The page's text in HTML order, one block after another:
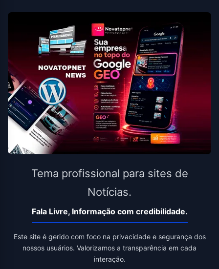
Tema profissional para sites de
Notícias.
Fala Livre, Informação com credibilidade.
Este site é gerido com foco na privacidade e segurança dos
nossos usuários. Valorizamos a transparência em cada
interação.